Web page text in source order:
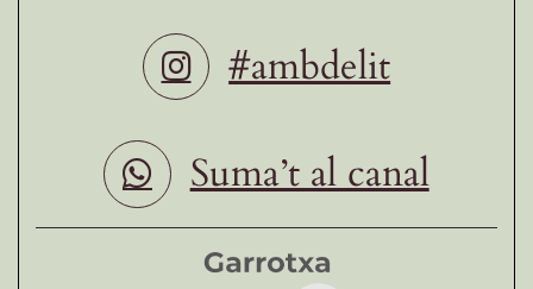
#ambdelit
Suma’t al canal